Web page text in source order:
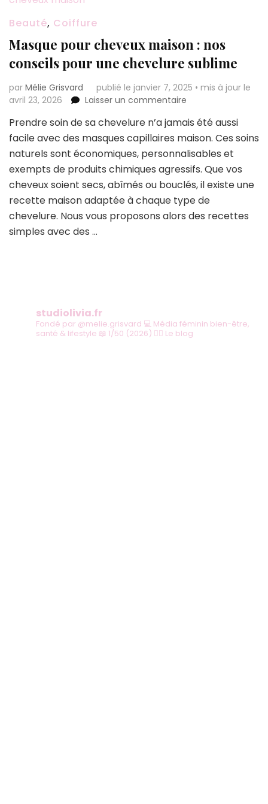
Beauté, Coiffure
Masque pour cheveux maison : nos
conseils pour une chevelure sublime
par Mélie Grisvard publié le janvier 7, 2025 • mis à jour le
avril 23, 2026
Laisser un commentaire
pour
cheveux
maison
nos
conseils
pour
une
Prendre soin de sa chevelure n’a jamais été aussi
facile avec des masques capillaires maison. Ces soins
naturels sont économiques, personnalisables et
exempts de produits chimiques agressifs. Que vos
cheveux soient secs, abîmés ou bouclés, il existe une
recette maison adaptée à chaque type de
chevelure. Nous vous proposons alors des recettes
simples avec des …
studiolivia.fr
Fondé par @melie.grisvard 💻 Média féminin bien-être,
santé & lifestyle 📖 1/50 (2026) 👇🏻 Le blog